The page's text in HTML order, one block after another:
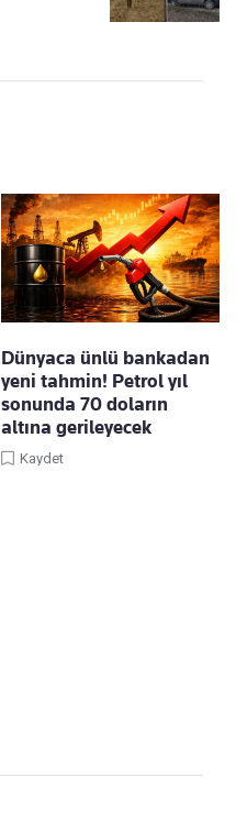
Dünyaca ünlü bankadan
yeni tahmin! Petrol yıl
sonunda 70 doların
altına gerileyecek
Kaydet